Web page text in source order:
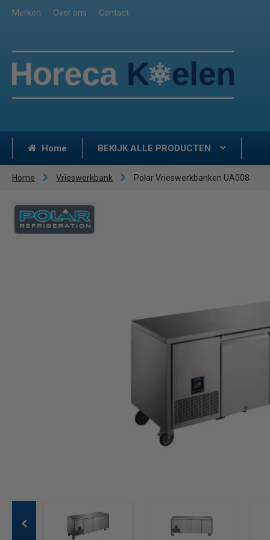
Merken Over ons Contact
Home BEKIJK ALLE PRODUCTEN
Home Vrieswerkbank Polar Vrieswerkbanken UA008